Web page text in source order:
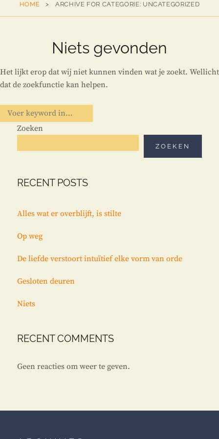
ADAMS
HOME > ARCHIVE FOR CATEGORIE: UNCATEGORIZED
Niets gevonden
Het lijkt erop dat wij niet kunnen vinden wat je zoekt. Wellicht
dat de zoekfunctie kan helpen.
Zoeken
naar:Zoeken
ZOEKEN
RECENT POSTS
Alles wat er overblijft, is stilte
Op weg
De liefde verstoort intuïtief elke vorm van orde
Gesloten deuren
Niets
RECENT COMMENTS
Geen reacties om weer te geven.